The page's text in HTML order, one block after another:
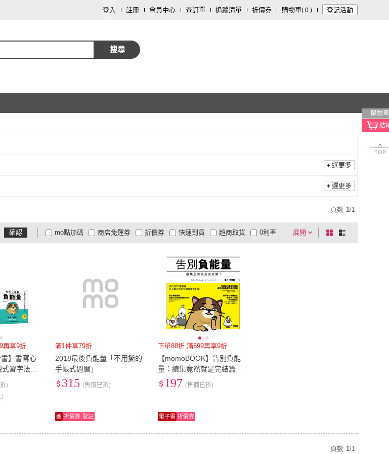
登入 註冊 會員中心 查訂單 追蹤清單 折價券 購物車( 0 ) 登記活動
搜尋
購物車
TOP
選更多
選更多
頁數 1/1
確認 展開
折價券
有影片
商品有量 電視購物
mo點加碼 快速到貨 超商取貨
大家電安心配
大家電快配
商店免運券 0利率
1 及以上
棋
盤
列
再享9折
書】書寫心
習字法》+
》
)
滿1件享79折
2018最後負能量「不用撕的
手帳式週曆」
315 (售價已折)
速 折價券 登記
下單88折 滿899再享9折
【momoBOOK】告別負能
量：續集竟然就是完結篇！
(電子書)
197 (售價已折)
電子書 折價券
頁數 1/1